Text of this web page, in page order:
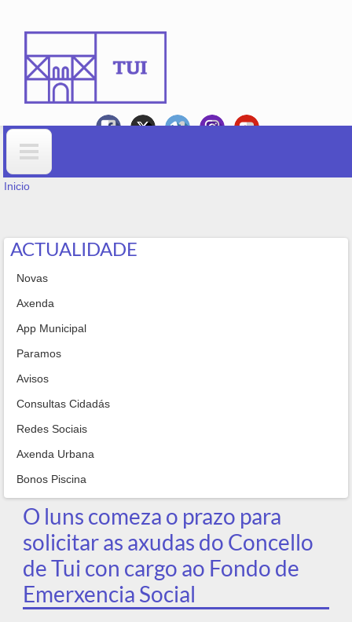
Formulario de busca
VOSTEDE ESTÁ AQUÍ
Inicio
ACTUALIDADE
Novas
Axenda
App Municipal
Paramos
Avisos
Consultas Cidadás
Redes Sociais
Axenda Urbana
Bonos Piscina
O luns comeza o prazo para
solicitar as axudas do Concello
de Tui con cargo ao Fondo de
Emerxencia Social